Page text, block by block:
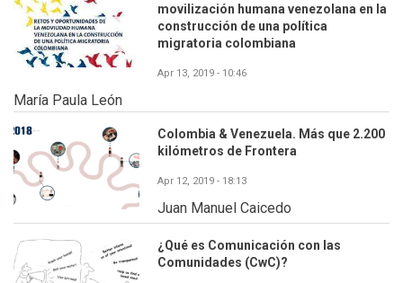
movilización humana venezolana en la
construcción de una política
migratoria colombiana
Apr 13, 2019 - 10:46
María Paula León
Colombia & Venezuela. Más que 2.200
kilómetros de Frontera
Apr 12, 2019 - 18:13
Juan Manuel Caicedo
¿Qué es Comunicación con las
Comunidades (CwC)?